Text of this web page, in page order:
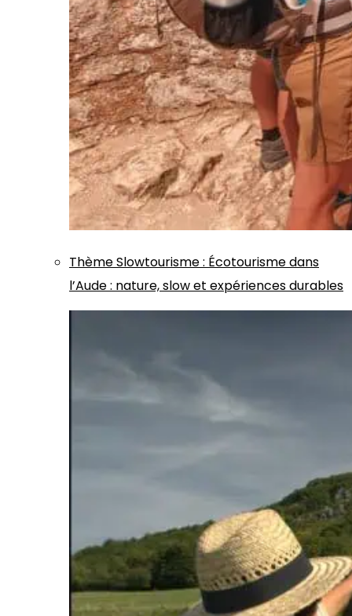
ThèmeSlowtourisme: Écotourisme dans
l’Aude : nature, slow et expériences durables